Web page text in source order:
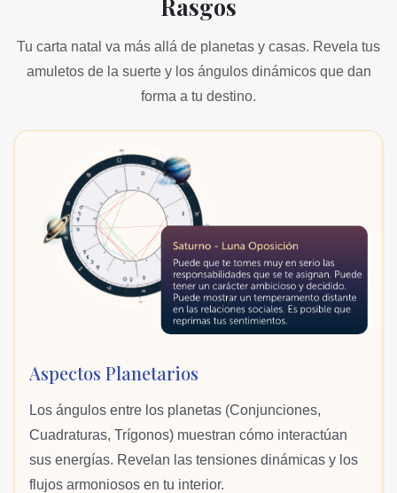
espiritualidad. Es un refugio tranquilo donde te retiras
Rasgos
Tu carta natal va más allá de planetas y casas. Revela tus
amuletos de la suerte y los ángulos dinámicos que dan
forma a tu destino.
Aspectos Planetarios
Los ángulos entre los planetas (Conjunciones,
Cuadraturas, Trígonos) muestran cómo interactúan
sus energías. Revelan las tensiones dinámicas y los
flujos armoniosos en tu interior.